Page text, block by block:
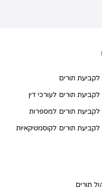
תורים
תורים לעורכי דין
לקביעת תורים למספרות
תורים לקוסמטיקאיות
תורים